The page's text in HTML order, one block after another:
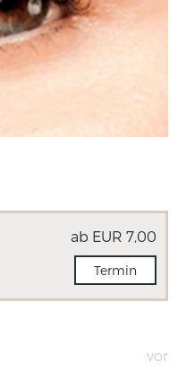
ab EUR 7,00
Termin
vor